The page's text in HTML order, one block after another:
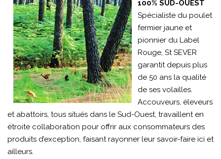
100% SUD-OUEST
Spécialiste du poulet
fermier jaune et
pionnier du Label
Rouge, St SEVER
garantit depuis plus
de 50 ans la qualité
de ses volailles.
Accouveurs, éleveurs
et abattoirs, tous situés dans le Sud-Ouest, travaillent en
étroite collaboration pour offrir aux consommateurs des
produits d’exception, faisant rayonner leur savoir-faire ici et
ailleurs.